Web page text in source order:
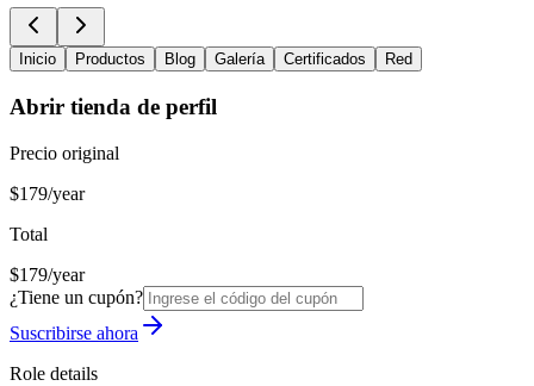
Inicio Productos Blog Galería Certificados Red
Abrir tienda de perfil
Precio original
$179/year
Total
$179/year
¿Tiene un cupón?
Suscribirse ahora
Role details